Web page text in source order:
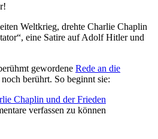
Weltkrieg, drehte Charlie Chaplin
eine Satire auf Adolf Hitler und
gewordene Rede an die
berührt. So beginnt sie:
Chaplin und der Frieden
verfassen zu können